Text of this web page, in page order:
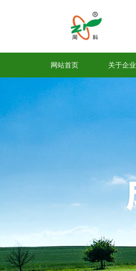
网站首页 关于企业
周麦17号